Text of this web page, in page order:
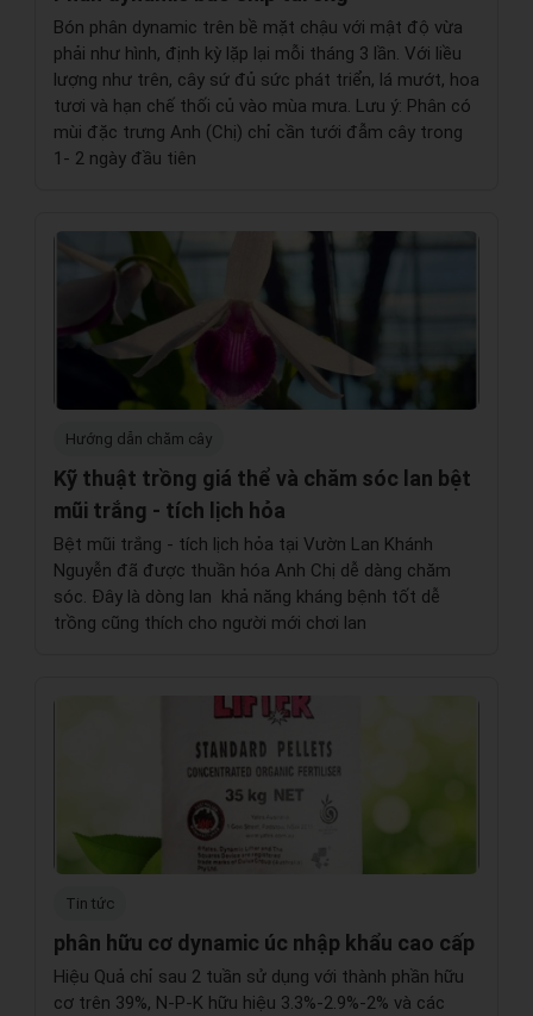
Bón phân dynamic trên bề mặt chậu với mật độ vừa
phải như hình, định kỳ lặp lại mỗi tháng 3 lần. Với liều
lượng như trên, cây sứ đủ sức phát triển, lá mướt, hoa
tươi và hạn chế thối củ vào mùa mưa. Lưu ý: Phân có
mùi đặc trưng Anh (Chị) chỉ cần tưới đẫm cây trong
1- 2 ngày đầu tiên
Hướng dẫn chăm cây
Kỹ thuật trồng giá thể và chăm sóc lan bệt
mũi trắng - tích lịch hỏa
Bệt mũi trắng - tích lịch hỏa tại Vườn Lan Khánh
Nguyễn đã được thuần hóa Anh Chị dễ dàng chăm
sóc. Đây là dòng lan khả năng kháng bệnh tốt dễ
trồng cũng thích cho người mới chơi lan
Tin tức
phân hữu cơ dynamic úc nhập khẩu cao cấp
Hiệu Quả chỉ sau 2 tuần sử dụng với thành phần hữu
cơ trên 39%, N-P-K hữu hiệu 3.3%-2.9%-2% và các